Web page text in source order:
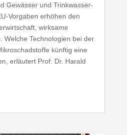
Gewässer und Trink­was­ser­
​Vorgaben erhöhen den
wirksame
Welche Tech­no­logien bei der
künftig eine
erläutert Prof. Dr. Harald